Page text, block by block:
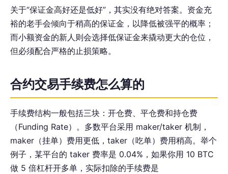
关于“保证金高好还是低好”，其实没有绝对答案。资金充
裕的老手会倾向于稍高的保证金，以降低被强平的概率；
而小额资金的新人则会选择低保证金来撬动更大的仓位，
但必须配合严格的止损策略。
合约交易手续费怎么算的
手续费结构一般包括三块：开仓费、平仓费和持仓费
（Funding Rate）。多数平台采用 maker/taker 机制，
maker（挂单）费用更低，taker（吃单）费用稍高。举个
例子，某平台的 taker 费率是 0.04%，如果你用 10 BTC
做 5 倍杠杆开多单，实际扣除的手续费是